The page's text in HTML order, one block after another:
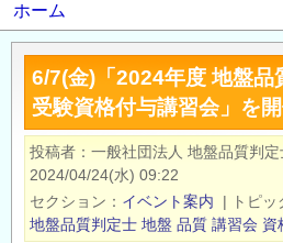
移
パ
ン
く
ず
ホーム
6/7(金)「2024年度 地盤品
受験資格付与講習会」を
投稿者 一般社団法人 地盤品質判定
2024/04/24(水) 09:22
セクション
イベント案内 | トピッ
地盤品質判定士 地盤 品質 講習会 資